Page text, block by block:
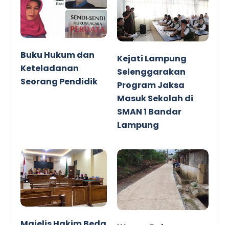
Buku Hukum dan
Keteladanan
Seorang Pendidik
Kejati Lampung
Selenggarakan
Program Jaksa
Masuk Sekolah di
SMAN 1 Bandar
Lampung